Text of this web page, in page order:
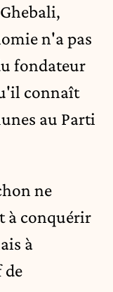
n'a pas
fondateur
connaît
au Parti
ne
à conquérir
à
de